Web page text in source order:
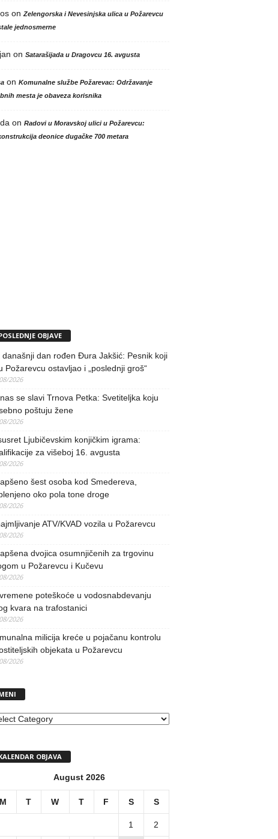
on Zelengorska i Nevesinjska ulica u Požarevcu
jednosmerne
on Satarašijada u Dragovcu 16. avgusta
on Komunalne službe Požarevac: Održavanje
mesta je obaveza korisnika
on Radovi u Moravskoj ulici u Požarevcu:
deonice dugačke 700 metara
OBJAVE
današnji dan rođen Đura Jakšić: Pesnik koji
Požarevcu ostavljao i „poslednji groš“
2026
se slavi Trnova Petka: Svetiteljka koju
poštuju žene
2026
Ljubičevskim konjičkim igrama:
za višeboj 16. avgusta
2026
šest osoba kod Smedereva,
oko pola tone droge
2026
ATV/KVAD vozila u Požarevcu
2026
dvojica osumnjičenih za trgovinu
u Požarevcu i Kučevu
2026
poteškoće u vodosnabdevanju
kvara na trafostanici
2026
milicija kreće u pojačanu kontrolu
objekata u Požarevcu
2026
OBJAVA
August 2026
M T W T F S S
1 2